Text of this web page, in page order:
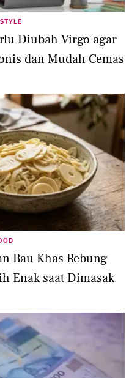
Diubah Virgo agar
dan Mudah Cemas
Bau Khas Rebung
Enak saat Dimasak